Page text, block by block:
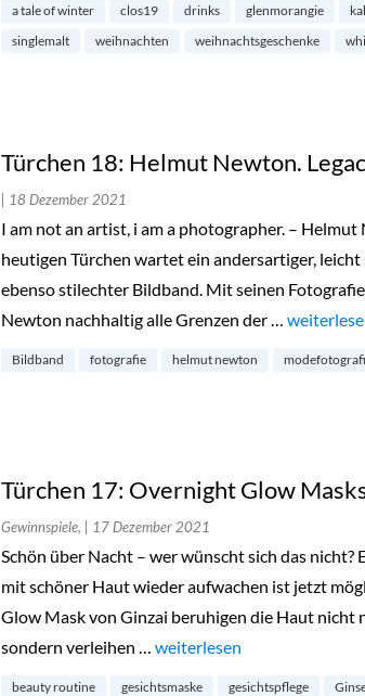
a tale of winter clos19 drinks glenmorangie
singlemalt
weihnachten weihnachtsgeschenke
Türchen 18: Helmut Newton.
| 18 Dezember 2021
I am not an artist, i am a photographer. –
heutigen Türchen wartet ein andersartiger,
ebenso stilechter Bildband. Mit seinen
Newton nachhaltig alle Grenzen der … „Türchen
Bildband fotografie helmut newton
Türchen 17: Overnight Glow
Gewinnspiele, | 17 Dezember 2021
Schön über Nacht – wer wünscht sich das nicht?
mit schöner Haut wieder aufwachen ist jetzt
Glow Mask von Ginzai beruhigen die Haut nicht
sondern verleihen … „Türchen 17: Overnight
weiterlesen
beauty routine gesichtsmaske gesichtspflege